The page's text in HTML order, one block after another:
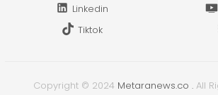
Linkedin
Tiktok
Copyright © 2024 Metaranews.co . All